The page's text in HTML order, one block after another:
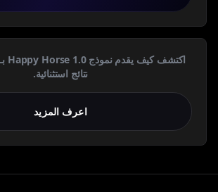
نتائج استثنائية.
اعرف المزيد